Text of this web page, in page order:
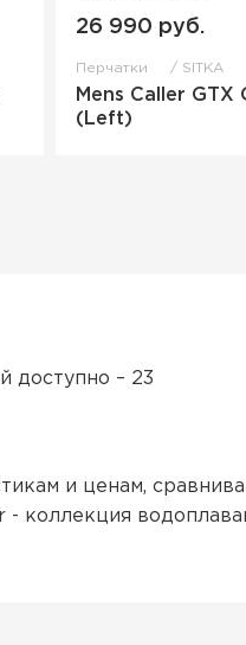
26 990 руб.
Перчатки SITKA
Mens Caller GTX
(Left)
доступно – 23
и ценам,
- коллекция